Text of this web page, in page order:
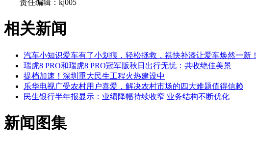
责任编辑：kj005
相关新闻
汽车小知识爱车有了小划痕，轻松拯救，祺快补漆让爱车焕然一新！
瑞虎8 PRO和瑞虎8 PRO冠军版秋日出行无忧：共收绝佳美景
提档加速！深圳重大民生工程火热建设中
乐华电视广受农村用户喜爱，解决农村市场的四大难题值得信赖
民生银行半年报显示：业绩降幅持续收窄 业务结构不断优化
新闻图集